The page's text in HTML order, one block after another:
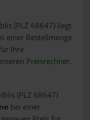
(PLZ 68647) liegt
einer Bestellmenge
Ihre
Preisrechner.
(PLZ 68647)
bei einer